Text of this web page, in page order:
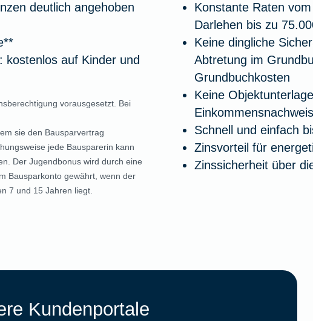
deutlich angehoben
kostenlos auf Kinder und
vorausgesetzt. Bei
sie den Bausparvertrag
jede Bausparerin kann
Der Jugendbonus wird durch eine
Bausparkonto gewährt, wenn der
7 und 15 Jahren liegt.
Konstante Raten
Darlehen bis zu
Keine dingliche
Abtretung im
Grundbuchkosten
Keine
Schnell und einfach
Zinsvorteil für
Zinssicherheit über
Kundenportale